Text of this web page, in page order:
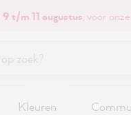
9 t/m 11 augustus, voor
Kleuren